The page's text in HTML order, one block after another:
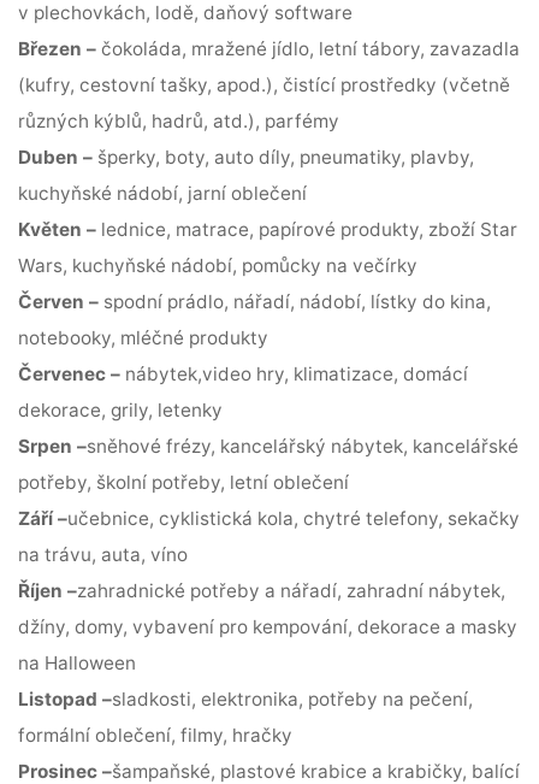
v plechovkách, lodě, daňový software
Březen –čokoláda, mražené jídlo, letní tábory, zavazadla
(kufry, cestovní tašky, apod.), čistící prostředky (včetně
různých kýblů, hadrů, atd.), parfémy
Duben – šperky, boty, auto díly, pneumatiky, plavby,
kuchyňské nádobí, jarní oblečení
Květen – lednice, matrace, papírové produkty, zboží Star
Wars, kuchyňské nádobí, pomůcky na večírky
Červen – spodní prádlo, nářadí, nádobí, lístky do kina,
notebooky, mléčné produkty
Červenec – nábytek,video hry, klimatizace, domácí
dekorace, grily, letenky
Srpen –sněhové frézy, kancelářský nábytek, kancelářské
potřeby, školní potřeby, letní oblečení
Září –učebnice, cyklistická kola, chytré telefony, sekačky
na trávu, auta, víno
Říjen –zahradnické potřeby a nářadí, zahradní nábytek,
džíny, domy, vybavení pro kempování, dekorace a masky
na Halloween
Listopad –sladkosti, elektronika, potřeby na pečení,
formální oblečení, filmy, hračky
Prosinec –šampaňské, plastové krabice a krabičky, balící